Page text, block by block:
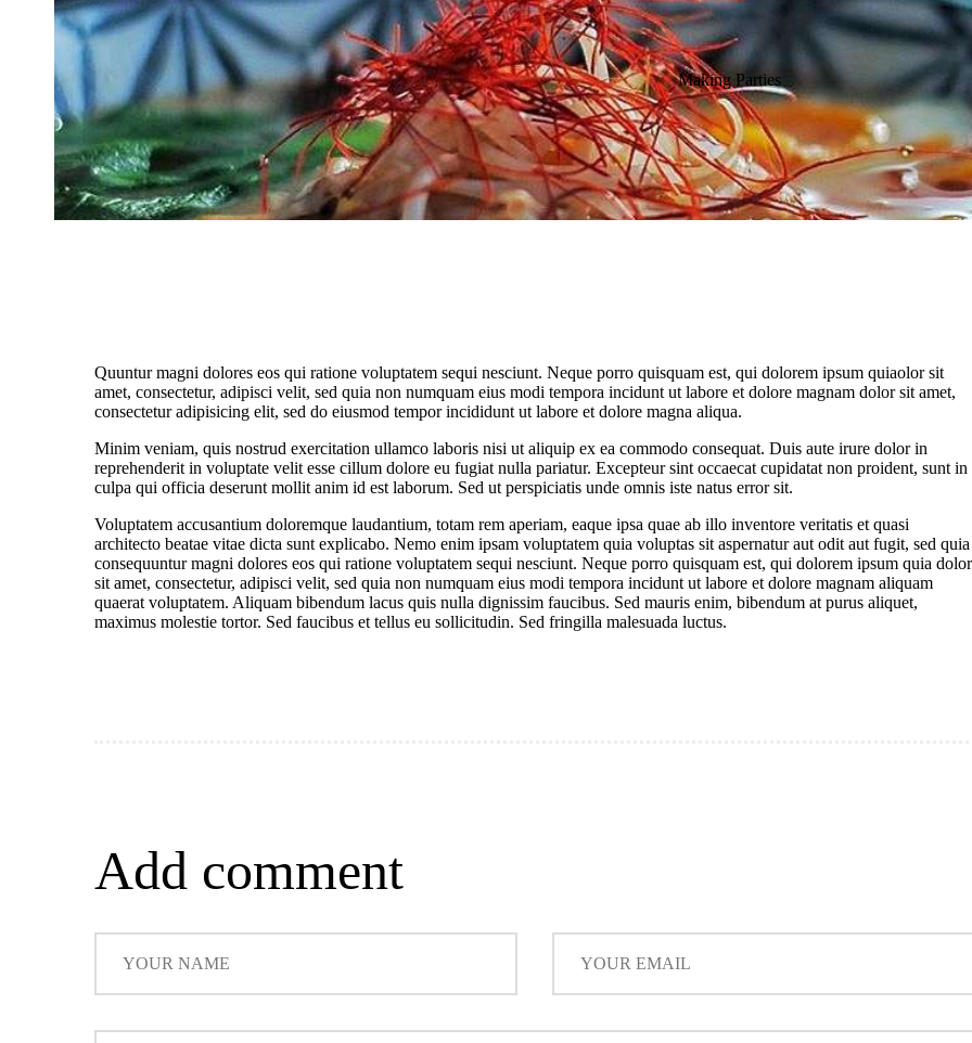
Making Parties
Quuntur magni dolores eos qui ratione voluptatem sequi nesciunt. Neque porro quisquam est, qui dolorem ipsum quiaolor sit
amet, consectetur, adipisci velit, sed quia non numquam eius modi tempora incidunt ut labore et dolore magnam dolor sit amet,
consectetur adipisicing elit, sed do eiusmod tempor incididunt ut labore et dolore magna aliqua.
Minim veniam, quis nostrud exercitation ullamco laboris nisi ut aliquip ex ea commodo consequat. Duis aute irure dolor in
reprehenderit in voluptate velit esse cillum dolore eu fugiat nulla pariatur. Excepteur sint occaecat cupidatat non proident, sunt in
culpa qui officia deserunt mollit anim id est laborum. Sed ut perspiciatis unde omnis iste natus error sit.
Voluptatem accusantium doloremque laudantium, totam rem aperiam, eaque ipsa quae ab illo inventore veritatis et quasi
architecto beatae vitae dicta sunt explicabo. Nemo enim ipsam voluptatem quia voluptas sit aspernatur aut odit aut fugit, sed quia
consequuntur magni dolores eos qui ratione voluptatem sequi nesciunt. Neque porro quisquam est, qui dolorem ipsum quia dolor
sit amet, consectetur, adipisci velit, sed quia non numquam eius modi tempora incidunt ut labore et dolore magnam aliquam
quaerat voluptatem. Aliquam bibendum lacus quis nulla dignissim faucibus. Sed mauris enim, bibendum at purus aliquet,
maximus molestie tortor. Sed faucibus et tellus eu sollicitudin. Sed fringilla malesuada luctus.
Add comment